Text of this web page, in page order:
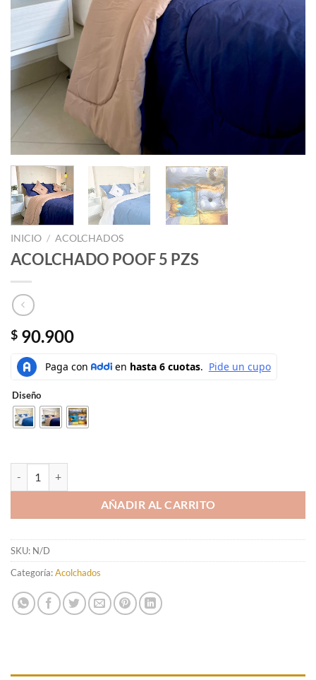
INICIO / ACOLCHADOS
ACOLCHADO POOF 5 PZS
$ 90.900
Diseño
AÑADIR AL CARRITO
SKU: N/D
Categoría:Acolchados